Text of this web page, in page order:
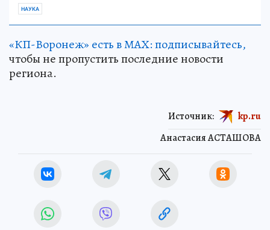
НАУКА
«КП-Воронеж» есть в МАХ: подписывайтесь,
чтобы не пропустить последние новости
региона.
Анастасия АСТАШОВА
Источник: kp.ru